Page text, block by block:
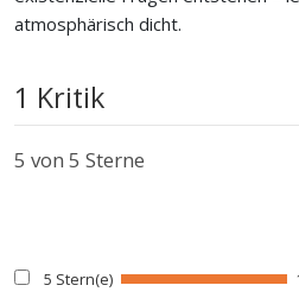
atmosphärisch dicht.
1 Kritik
5 von 5 Sterne
5 Stern(e)